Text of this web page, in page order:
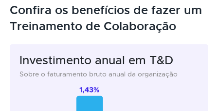
Confira os benefícios de fazer um
Treinamento de Colaboração
Investimento anual em T&D
Sobre o faturamento bruto anual da organização